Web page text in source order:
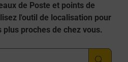
de Poste et points de
l'outil de localisation pour
proches de chez vous.
Postal